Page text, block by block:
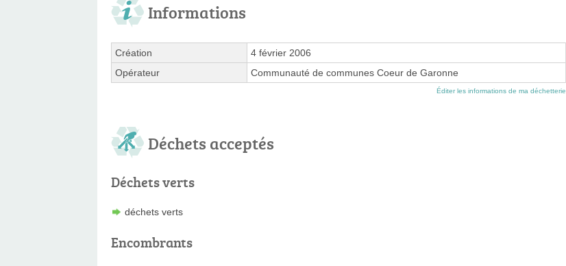
Informations
Création
4 février 2006
Opérateur
Communauté de communes Coeur de Garonne
Éditer les informations de ma déchetterie
Déchets acceptés
Déchets verts
déchets verts
Encombrants